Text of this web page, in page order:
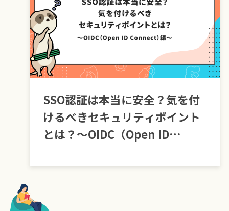
SSO認証は本当に安全？気を付
けるべきセキュリティポイント
とは？～OIDC（Open ID